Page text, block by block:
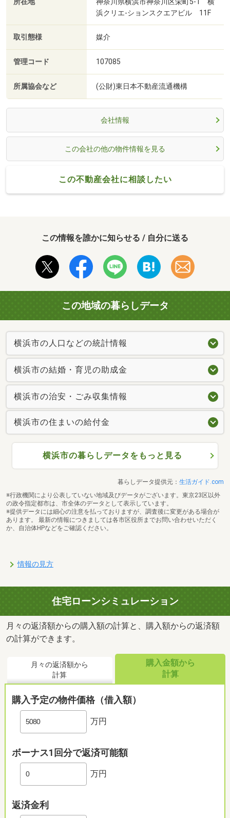
所在地
神奈川県横浜市神奈川区栄町5-1 横
浜クリエ‐ションスクエアビル 11F
取引態様 媒介
管理コード 107085
所属協会など (公財)東日本不動産流通機構
会社情報
この会社の他の物件情報を見る
この不動産会社に相談したい
この情報を誰かに知らせる / 自分に送る
この地域の暮らしデータ
横浜市の人口などの統計情報
横浜市の結婚・育児の助成金
横浜市の治安・ごみ収集情報
横浜市の住まいの給付金
横浜市の暮らしデータをもっと見る
暮らしデータ提供元： 生活ガイド.com
※行政機関により公表していない地域及びデータがございます。東京23区以外
の政令指定都市は、市全体のデータとして表示しています。
※提供データには細心の注意を払っておりますが、調査後に変更がある場合が
あります。 最新の情報につきましては各市区役所までお問い合わせいただく
か、自治体HPなどをご確認ください。
情報の見方
住宅ローンシミュレーション
月々の返済額からの購入額の計算と、購入額からの返済額
の計算ができます。
月々の返済額から
計算
購入金額から
計算
購入予定の物件価格（借入額）
万円
ボーナス1回分で返済可能額
万円
返済金利